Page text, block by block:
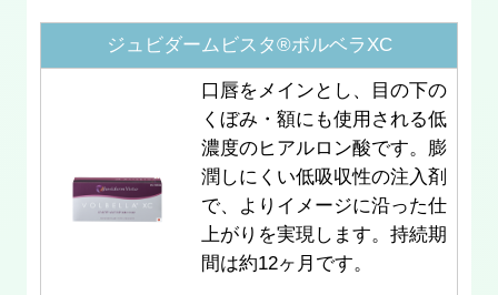
ジュビダームビスタ®ボルベラXC
口唇をメインとし、目の下の
くぼみ・額にも使用される低
濃度のヒアルロン酸です。膨
潤しにくい低吸収性の注入剤
で、よりイメージに沿った仕
上がりを実現します。持続期
間は約12ヶ月です。